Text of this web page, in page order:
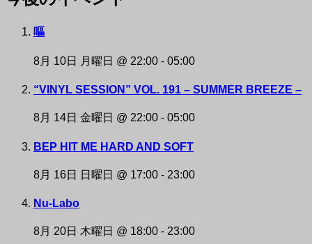
NAKAZAKI DEPOT
嘔
8月 10日 月曜日 @ 22:00 - 05:00
“VINYL SESSION” VOL. 191 – SUMMER BREEZE –
8月 14日 金曜日 @ 22:00 - 05:00
BEP HIT ME HARD AND SOFT
8月 16日 日曜日 @ 17:00 - 23:00
Nu-Labo
8月 20日 木曜日 @ 18:00 - 23:00